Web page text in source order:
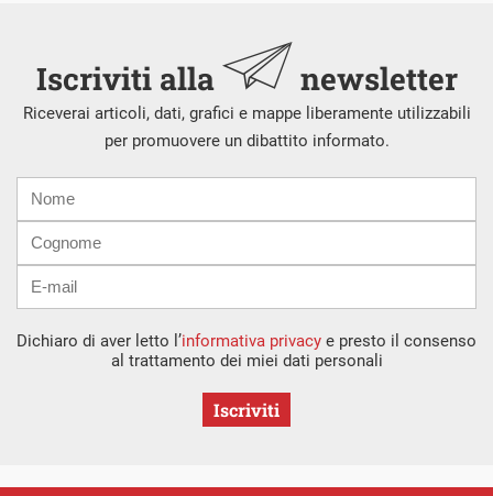
Iscriviti alla newsletter
Riceverai articoli, dati, grafici e mappe liberamente utilizzabili
per promuovere un dibattito informato.
mail
Dichiaro di aver letto l’informativa privacy e presto il consenso
al trattamento dei miei dati personali
Iscriviti